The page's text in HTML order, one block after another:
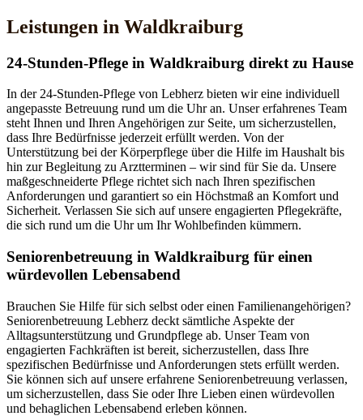
Leistungen in Waldkraiburg
24-Stunden-Pflege in Waldkraiburg direkt zu Hause
In der 24-Stunden-Pflege von Lebherz bieten wir eine individuell
angepasste Betreuung rund um die Uhr an. Unser erfahrenes Team
steht Ihnen und Ihren Angehörigen zur Seite, um sicherzustellen,
dass Ihre Bedürfnisse jederzeit erfüllt werden. Von der
Unterstützung bei der Körperpflege über die Hilfe im Haushalt bis
hin zur Begleitung zu Arztterminen – wir sind für Sie da. Unsere
maßgeschneiderte Pflege richtet sich nach Ihren spezifischen
Anforderungen und garantiert so ein Höchstmaß an Komfort und
Sicherheit. Verlassen Sie sich auf unsere engagierten Pflegekräfte,
die sich rund um die Uhr um Ihr Wohlbefinden kümmern.
Senioren­betreuung in Waldkraiburg für einen
würdevollen Lebensabend
Brauchen Sie Hilfe für sich selbst oder einen Familienangehörigen?
Seniorenbetreuung Lebherz deckt sämtliche Aspekte der
Alltagsunterstützung und Grundpflege ab. Unser Team von
engagierten Fachkräften ist bereit, sicherzustellen, dass Ihre
spezifischen Bedürfnisse und Anforderungen stets erfüllt werden.
Sie können sich auf unsere erfahrene Seniorenbetreuung verlassen,
um sicherzustellen, dass Sie oder Ihre Lieben einen würdevollen
und behaglichen Lebensabend erleben können.